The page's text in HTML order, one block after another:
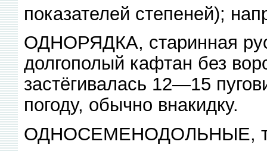
показателей степеней);
ОДНОРЯДКА, старинная
долгополый кафтан без
застёгивалась 12—15
погоду, обычно внакидку.
ОДНОСЕМЕНОДОЛЬНЫЕ, то